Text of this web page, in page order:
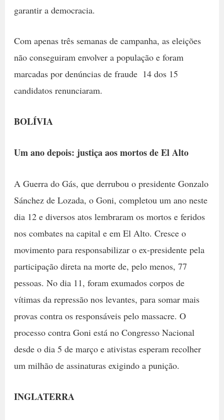
garantir a democracia.
Com apenas três semanas de campanha, as eleições
não conseguiram envolver a população e foram
marcadas por denúncias de fraude  14 dos 15
candidatos renunciaram.
BOLÍVIA
Um ano depois: justiça aos mortos de El Alto
A Guerra do Gás, que derrubou o presidente Gonzalo
Sánchez de Lozada, o Goni, completou um ano neste
dia 12 e diversos atos lembraram os mortos e feridos
nos combates na capital e em El Alto. Cresce o
movimento para responsabilizar o ex-presidente pela
participação direta na morte de, pelo menos, 77
pessoas. No dia 11, foram exumados corpos de
vítimas da repressão nos levantes, para somar mais
provas contra os responsáveis pelo massacre. O
processo contra Goni está no Congresso Nacional
desde o dia 5 de março e ativistas esperam recolher
um milhão de assinaturas exigindo a punição.
INGLATERRA